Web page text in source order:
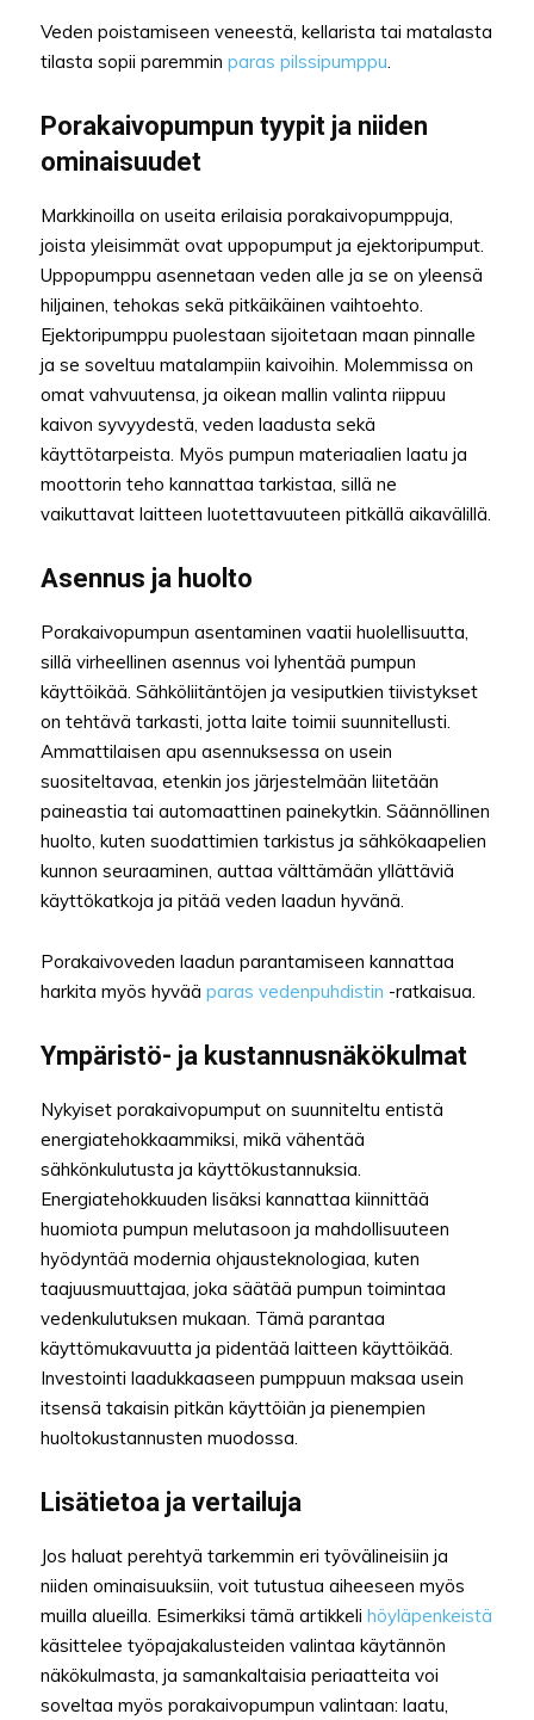
Veden poistamiseen veneestä, kellarista tai matalasta
tilasta sopii paremmin paras pilssipumppu
Porakaivopumpun tyypit ja niiden
ominaisuudet
Markkinoilla on useita erilaisia porakaivopumppuja,
joista yleisimmät ovat uppopumput ja ejektoripumput.
Uppopumppu asennetaan veden alle ja se on yleensä
hiljainen, tehokas sekä pitkäikäinen vaihtoehto.
Ejektoripumppu puolestaan sijoitetaan maan pinnalle
ja se soveltuu matalampiin kaivoihin. Molemmissa on
omat vahvuutensa, ja oikean mallin valinta riippuu
kaivon syvyydestä, veden laadusta sekä
käyttötarpeista. Myös pumpun materiaalien laatu ja
moottorin teho kannattaa tarkistaa, sillä ne
vaikuttavat laitteen luotettavuuteen pitkällä aikavälillä.
Asennus ja huolto
Porakaivopumpun asentaminen vaatii huolellisuutta,
sillä virheellinen asennus voi lyhentää pumpun
käyttöikää. Sähköliitäntöjen ja vesiputkien tiivistykset
on tehtävä tarkasti, jotta laite toimii suunnitellusti.
Ammattilaisen apu asennuksessa on usein
suositeltavaa, etenkin jos järjestelmään liitetään
paineastia tai automaattinen painekytkin. Säännöllinen
huolto, kuten suodattimien tarkistus ja sähkökaapelien
kunnon seuraaminen, auttaa välttämään yllättäviä
käyttökatkoja ja pitää veden laadun hyvänä.
Porakaivoveden laadun parantamiseen kannattaa
harkita myös hyvää paras vedenpuhdistin -ratkaisua.
Ympäristö- ja kustannusnäkökulmat
Nykyiset porakaivopumput on suunniteltu entistä
energiatehokkaammiksi, mikä vähentää
sähkönkulutusta ja käyttökustannuksia.
Energiatehokkuuden lisäksi kannattaa kiinnittää
huomiota pumpun melutasoon ja mahdollisuuteen
hyödyntää modernia ohjausteknologiaa, kuten
taajuusmuuttajaa, joka säätää pumpun toimintaa
vedenkulutuksen mukaan. Tämä parantaa
käyttömukavuutta ja pidentää laitteen käyttöikää.
Investointi laadukkaaseen pumppuun maksaa usein
itsensä takaisin pitkän käyttöiän ja pienempien
huoltokustannusten muodossa.
Lisätietoa ja vertailuja
Jos haluat perehtyä tarkemmin eri työvälineisiin ja
niiden ominaisuuksiin, voit tutustua aiheeseen myös
muilla alueilla. Esimerkiksi tämä artikkeli höyläpenkeistä
käsittelee työpajakalusteiden valintaa käytännön
näkökulmasta, ja samankaltaisia periaatteita voi
soveltaa myös porakaivopumpun valintaan: laatu,